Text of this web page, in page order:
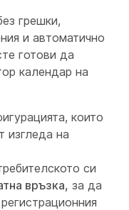
грешки,
и автоматично
готови да
календар на
които
изгледа на
си
връзка, за да